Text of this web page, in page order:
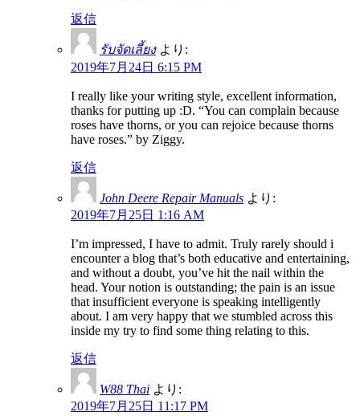
返信
รับจัดเลี้ยง より:
2019年7月24日 6:15 PM
I really like your writing style, excellent information,
thanks for putting up :D. “You can complain because
roses have thorns, or you can rejoice because thorns
have roses.” by Ziggy.
返信
John Deere Repair Manuals より:
2019年7月25日 1:16 AM
I’m impressed, I have to admit. Truly rarely should i
encounter a blog that’s both educative and entertaining,
and without a doubt, you’ve hit the nail within the
head. Your notion is outstanding; the pain is an issue
that insufficient everyone is speaking intelligently
about. I am very happy that we stumbled across this
inside my try to find some thing relating to this.
返信
W88 Thai より:
2019年7月25日 11:17 PM